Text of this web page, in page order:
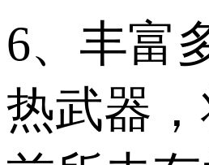
6、丰富
热武器